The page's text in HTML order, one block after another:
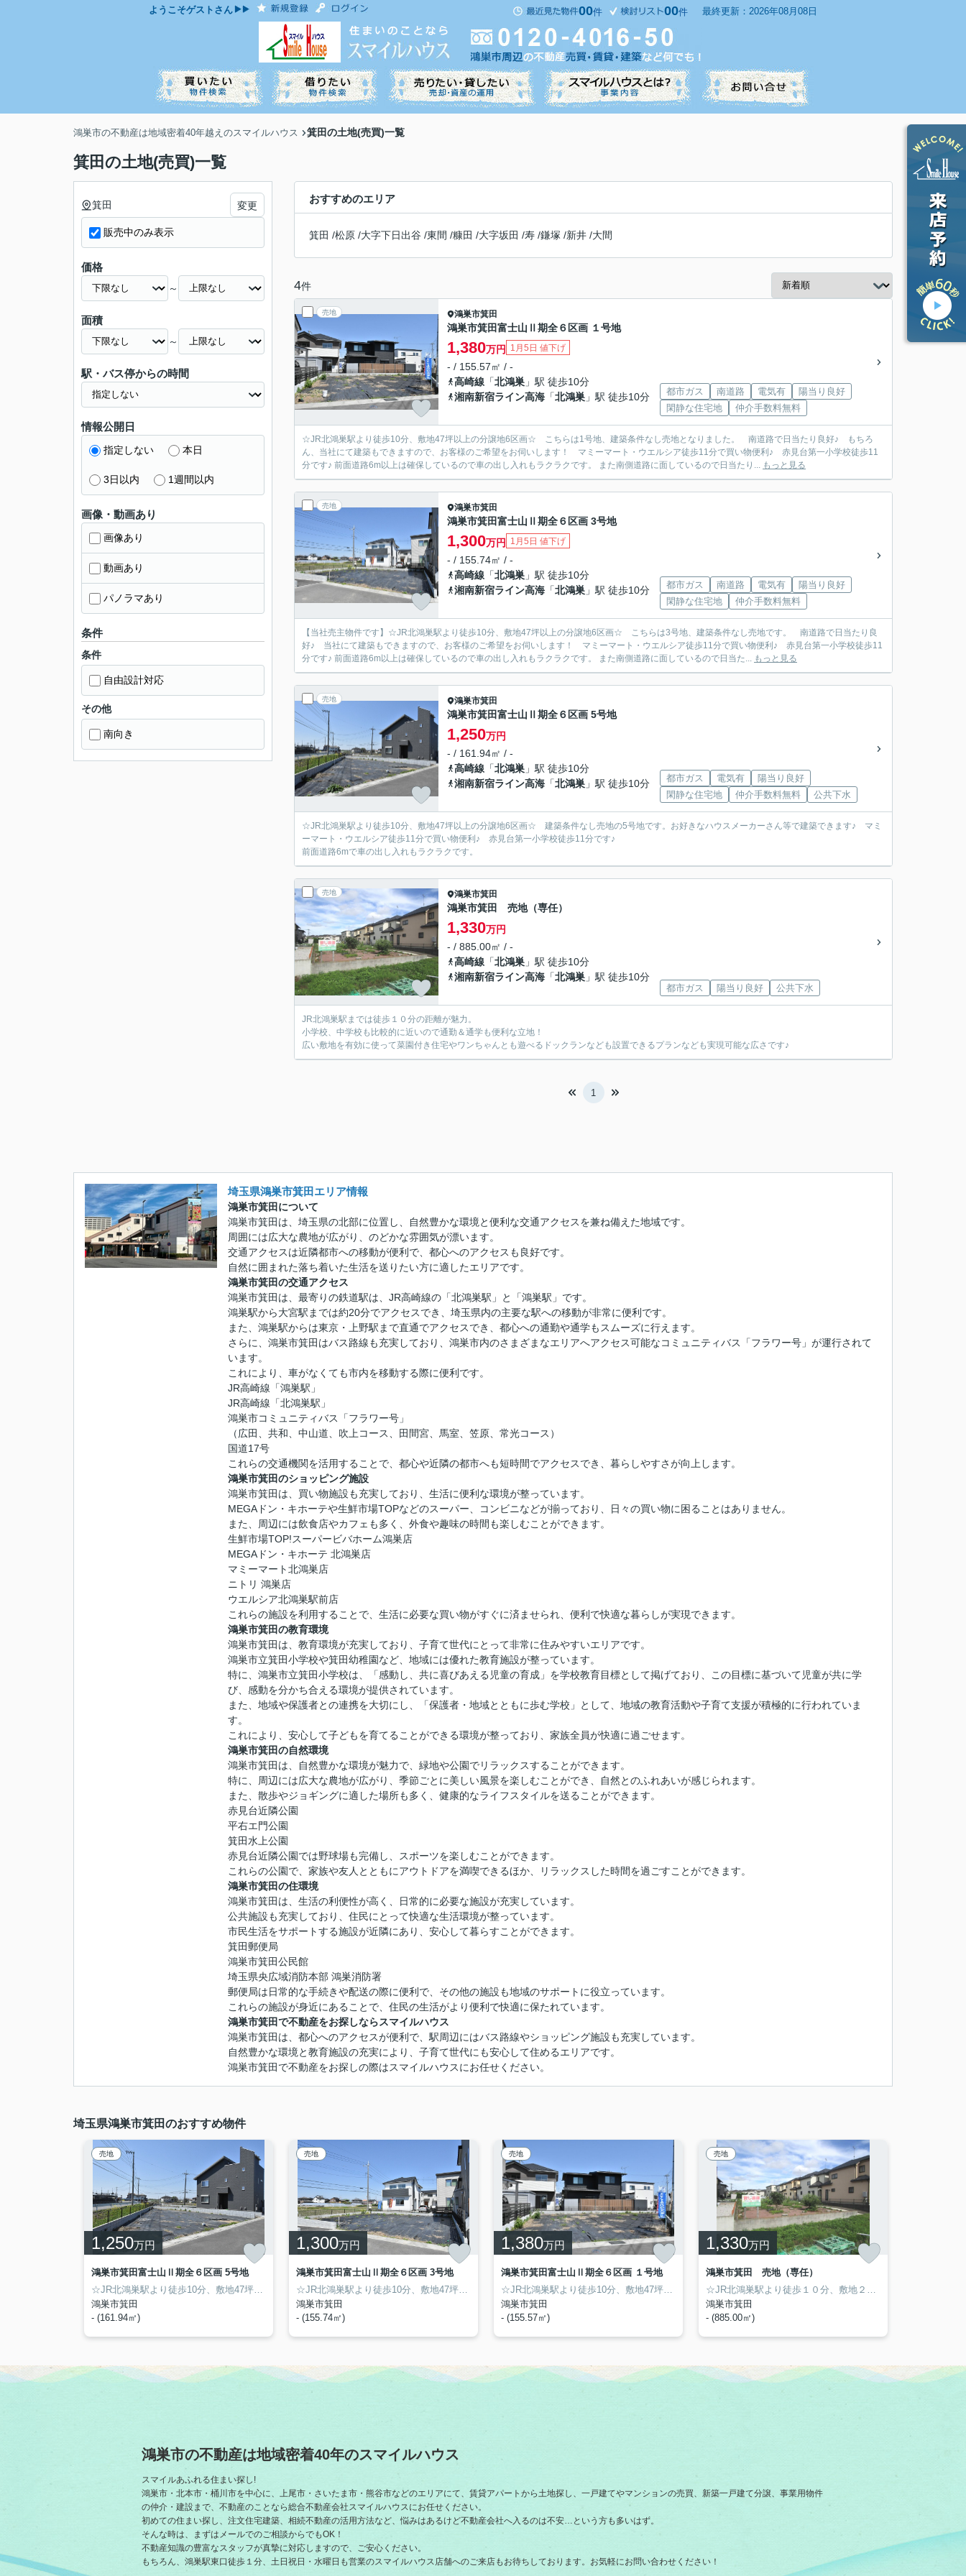
ようこそゲスト さん 00件 00件 最終更新：2026年08月08日
鴻巣市の不動産は地域密着40年越えのスマイルハウス 箕田の土地(売買)一覧
箕田の土地(売買)一覧
おすすめのエリア
箕田 /松原 /大字下日出谷 /東間 /糠田 /大字坂田 /寿 /鎌塚 /新井 /大間
4件
売地 鴻巣市箕田
鴻巣市箕田富士山Ⅱ期全６区画 １号地
1,380万円 1月5日 値下げ
- / 155.57㎡ / -
高崎線 「北鴻巣 」駅 徒歩10分
湘南新宿ライン高海 「北鴻巣 」駅 徒歩10分 都市ガス 南道路 電気有
陽当り良好
閑静な住宅地
仲介手数料無料
☆JR北鴻巣駅より徒歩10分、敷地47坪以上の分譲地6区画☆ こちらは1号地、建築条件なし売地となりました。 南道路で日当たり良好♪ もちろ
ん、当社にて建築もできますので、お客様のご希望をお伺いします！ マミーマート・ウエルシア徒歩11分で買い物便利♪ 赤見台第一小学校徒歩11
分です♪ 前面道路6m以上は確保しているので車の出し入れもラクラクです。 また南側道路に面しているので日当たり... もっと見る
売地 鴻巣市箕田
鴻巣市箕田富士山Ⅱ期全６区画 3号地
1,300万円 1月5日 値下げ
- / 155.74㎡ / -
高崎線 「北鴻巣 」駅 徒歩10分
湘南新宿ライン高海 「北鴻巣 」駅 徒歩10分 都市ガス 南道路 電気有
陽当り良好
閑静な住宅地
仲介手数料無料
【当社売主物件です】☆JR北鴻巣駅より徒歩10分、敷地47坪以上の分譲地6区画☆ こちらは3号地、建築条件なし売地です。 南道路で日当たり良
好♪ 当社にて建築もできますので、お客様のご希望をお伺いします！ マミーマート・ウエルシア徒歩11分で買い物便利♪ 赤見台第一小学校徒歩11
分です♪ 前面道路6m以上は確保しているので車の出し入れもラクラクです。 また南側道路に面しているので日当た... もっと見る
売地 鴻巣市箕田
鴻巣市箕田富士山Ⅱ期全６区画 5号地
1,250万円
- / 161.94㎡ / -
高崎線 「北鴻巣 」駅 徒歩10分
湘南新宿ライン高海 「北鴻巣 」駅 徒歩10分 都市ガス 電気有
陽当り良好
閑静な住宅地
仲介手数料無料 公共下水
☆JR北鴻巣駅より徒歩10分、敷地47坪以上の分譲地6区画☆ 建築条件なし売地の5号地です。お好きなハウスメーカーさん等で建築できます♪ マミ
ーマート・ウエルシア徒歩11分で買い物便利♪ 赤見台第一小学校徒歩11分です♪
前面道路6mで車の出し入れもラクラクです。
売地 鴻巣市箕田
鴻巣市箕田 売地（専任）
1,330万円
- / 885.00㎡ / -
高崎線 「北鴻巣 」駅 徒歩10分
湘南新宿ライン高海 「北鴻巣 」駅 徒歩10分
都市ガス 陽当り良好 公共下水
JR北鴻巣駅までは徒歩１０分の距離が魅力。
小学校、中学校も比較的に近いので通勤＆通学も便利な立地！
広い敷地を有効に使って菜園付き住宅やワンちゃんとも遊べるドックランなども設置できるプランなども実現可能な広さです♪
1
箕田 変更
販売中のみ表示
価格
～
面積
～
駅・バス停からの時間
情報公開日
指定しない 本日
3日以内 1週間以内
画像・動画あり
画像あり
動画あり
パノラマあり
条件
条件
自由設計対応
その他
南向き
埼玉県鴻巣市箕田エリア情報
鴻巣市箕田について
鴻巣市箕田は、埼玉県の北部に位置し、自然豊かな環境と便利な交通アクセスを兼ね備えた地域です。
周囲には広大な農地が広がり、のどかな雰囲気が漂います。
交通アクセスは近隣都市への移動が便利で、都心へのアクセスも良好です。
自然に囲まれた落ち着いた生活を送りたい方に適したエリアです。
鴻巣市箕田の交通アクセス
鴻巣市箕田は、最寄りの鉄道駅は、JR高崎線の「北鴻巣駅」と「鴻巣駅」です。
鴻巣駅から大宮駅までは約20分でアクセスでき、埼玉県内の主要な駅への移動が非常に便利です。
また、鴻巣駅からは東京・上野駅まで直通でアクセスでき、都心への通勤や通学もスムーズに行えます。
さらに、鴻巣市箕田はバス路線も充実しており、鴻巣市内のさまざまなエリアへアクセス可能なコミュニティバス「フラワー号」が運行されて
います。
これにより、車がなくても市内を移動する際に便利です。
JR高崎線「鴻巣駅」
JR高崎線「北鴻巣駅」
鴻巣市コミュニティバス「フラワー号」
（広田、共和、中山道、吹上コース、田間宮、馬室、笠原、常光コース）
国道17号
これらの交通機関を活用することで、都心や近隣の都市へも短時間でアクセスでき、暮らしやすさが向上します。
鴻巣市箕田のショッピング施設
鴻巣市箕田は、買い物施設も充実しており、生活に便利な環境が整っています。
MEGAドン・キホーテや生鮮市場TOPなどのスーパー、コンビニなどが揃っており、日々の買い物に困ることはありません。
また、周辺には飲食店やカフェも多く、外食や趣味の時間も楽しむことができます。
生鮮市場TOP!スーパービバホーム鴻巣店
MEGAドン・キホーテ 北鴻巣店
マミーマート北鴻巣店
ニトリ 鴻巣店
ウエルシア北鴻巣駅前店
これらの施設を利用することで、生活に必要な買い物がすぐに済ませられ、便利で快適な暮らしが実現できます。
鴻巣市箕田の教育環境
鴻巣市箕田は、教育環境が充実しており、子育て世代にとって非常に住みやすいエリアです。
鴻巣市立箕田小学校や箕田幼稚園など、地域には優れた教育施設が整っています。
特に、鴻巣市立箕田小学校は、「感動し、共に喜びあえる児童の育成」を学校教育目標として掲げており、この目標に基づいて児童が共に学
び、感動を分かち合える環境が提供されています。
また、地域や保護者との連携を大切にし、「保護者・地域とともに歩む学校」として、地域の教育活動や子育て支援が積極的に行われていま
す。
これにより、安心して子どもを育てることができる環境が整っており、家族全員が快適に過ごせます。
鴻巣市箕田の自然環境
鴻巣市箕田は、自然豊かな環境が魅力で、緑地や公園でリラックスすることができます。
特に、周辺には広大な農地が広がり、季節ごとに美しい風景を楽しむことができ、自然とのふれあいが感じられます。
また、散歩やジョギングに適した場所も多く、健康的なライフスタイルを送ることができます。
赤見台近隣公園
平右エ門公園
箕田水上公園
赤見台近隣公園では野球場も完備し、スポーツを楽しむことができます。
これらの公園で、家族や友人とともにアウトドアを満喫できるほか、リラックスした時間を過ごすことができます。
鴻巣市箕田の住環境
鴻巣市箕田は、生活の利便性が高く、日常的に必要な施設が充実しています。
公共施設も充実しており、住民にとって快適な生活環境が整っています。
市民生活をサポートする施設が近隣にあり、安心して暮らすことができます。
箕田郵便局
鴻巣市箕田公民館
埼玉県央広域消防本部 鴻巣消防署
郵便局は日常的な手続きや配送の際に便利で、その他の施設も地域のサポートに役立っています。
これらの施設が身近にあることで、住民の生活がより便利で快適に保たれています。
鴻巣市箕田で不動産をお探しならスマイルハウス
鴻巣市箕田は、都心へのアクセスが便利で、駅周辺にはバス路線やショッピング施設も充実しています。
自然豊かな環境と教育施設の充実により、子育て世代にも安心して住めるエリアです。
鴻巣市箕田で不動産をお探しの際はスマイルハウスにお任せください。
埼玉県鴻巣市箕田のおすすめ物件
売地
1,250万円
鴻巣市箕田富士山Ⅱ期全６区画 5号地
☆JR北鴻巣駅より徒歩10分、敷地47坪以上の分譲地6区画☆ 建築条件なし売地の5号地です。お好きなハウスメーカーさん等で建築できます♪ マミーマート・ウエルシア徒歩11分で買い物便利♪ 赤見台第一小学校徒歩11分です♪
鴻巣市箕田
- (161.94㎡)
売地
1,300万円
鴻巣市箕田富士山Ⅱ期全６区画 3号地
☆JR北鴻巣駅より徒歩10分、敷地47坪以上の分譲地6区画☆ こちらは3号地、建築条件なし売地です。 南道路で日当たり良好♪ 当社にて建築もできますので、お客様のご希望をお伺いします！ マミーマート・ウエルシア徒歩11分で買い物便利♪ 赤見台第一小学校徒歩11分です♪
鴻巣市箕田
- (155.74㎡)
売地
1,380万円
鴻巣市箕田富士山Ⅱ期全６区画 １号地
☆JR北鴻巣駅より徒歩10分、敷地47坪以上の分譲地6区画☆ こちらは1号地、建築条件なし売地となりました。 南道路で日当たり良好♪ もちろん、当社にて建築もできますので、お客様のご希望をお伺いします！ マミーマート・ウエルシア徒歩11分で買い物便利♪ 赤見台第一小学校徒歩11分です♪
鴻巣市箕田
- (155.57㎡)
売地
1,330万円
鴻巣市箕田 売地（専任）
☆JR北鴻巣駅より徒歩１０分、敷地２６７坪の広さ☆ 住宅はもちろん菜園などにも使え、集合住宅にも利用できます♪
鴻巣市箕田
- (885.00㎡)
鴻巣市の不動産は地域密着40年のスマイルハウス
スマイルあふれる住まい探し!
鴻巣市・北本市・桶川市を中心に、上尾市・さいたま市・熊谷市などのエリアにて、賃貸アパートから土地探し、一戸建てやマンションの売買、新築一戸建て分譲、事業用物件
の仲介・建設まで、不動産のことなら総合不動産会社スマイルハウスにお任せください。
初めての住まい探し、注文住宅建築、相続不動産の活用方法など、悩みはあるけど不動産会社へ入るのは不安…という方も多いはず。
そんな時は、まずはメールでのご相談からでもOK！
不動産知識の豊富なスタッフが真摯に対応しますので、ご安心ください。
もちろん、鴻巣駅東口徒歩１分、土日祝日・水曜日も営業のスマイルハウス店舗へのご来店もお待ちしております。お気軽にお問い合わせください！